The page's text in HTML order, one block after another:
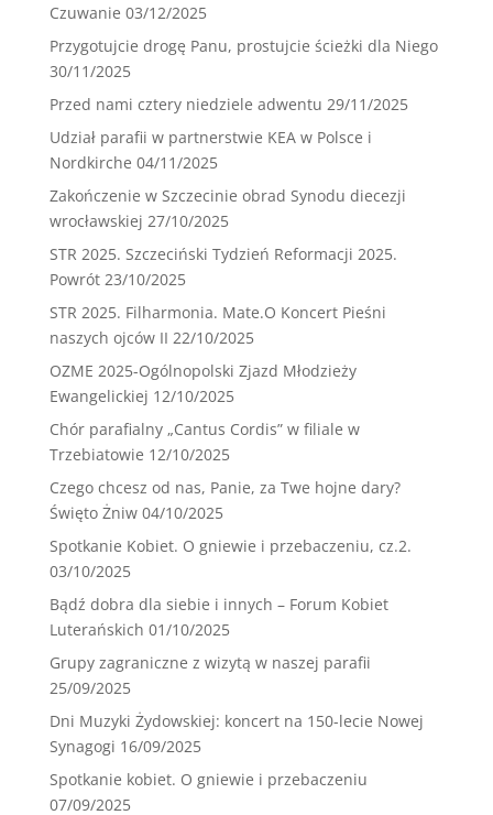
Czuwanie 03/12/2025
Przygotujcie drogę Panu, prostujcie ścieżki dla Niego
30/11/2025
Przed nami cztery niedziele adwentu 29/11/2025
Udział parafii w partnerstwie KEA w Polsce i
Nordkirche 04/11/2025
Zakończenie w Szczecinie obrad Synodu diecezji
wrocławskiej 27/10/2025
STR 2025. Szczeciński Tydzień Reformacji 2025.
Powrót 23/10/2025
STR 2025. Filharmonia. Mate.O Koncert Pieśni
naszych ojców II 22/10/2025
OZME 2025-Ogólnopolski Zjazd Młodzieży
Ewangelickiej 12/10/2025
Chór parafialny „Cantus Cordis” w filiale w
Trzebiatowie 12/10/2025
Czego chcesz od nas, Panie, za Twe hojne dary?
Święto Żniw 04/10/2025
Spotkanie Kobiet. O gniewie i przebaczeniu, cz.2.
03/10/2025
Bądź dobra dla siebie i innych – Forum Kobiet
Luterańskich 01/10/2025
Grupy zagraniczne z wizytą w naszej parafii
25/09/2025
Dni Muzyki Żydowskiej: koncert na 150-lecie Nowej
Synagogi 16/09/2025
Spotkanie kobiet. O gniewie i przebaczeniu
07/09/2025